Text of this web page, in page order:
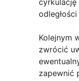
Kolejnym
zwrócić
zapewnić